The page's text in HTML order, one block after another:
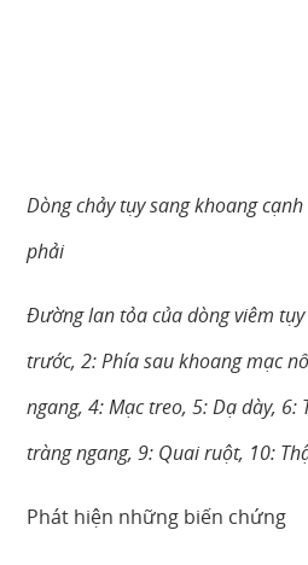
Dòng chảy tụy sang khoang
phải
Đường lan tỏa của dòng viêm
trước, 2: Phía sau khoang mạc
ngang, 4: Mạc treo, 5: Dạ dày, 6:
tràng ngang, 9: Quai ruột, 10:
Phát hiện những biến chứng